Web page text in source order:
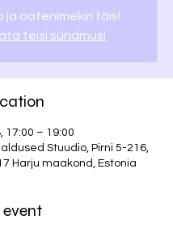
ja ootenimekiri täis!
teisi sündmusi
17:00 – 19:00
Stuudio, Pirni 5-216,
Harju maakond, Estonia